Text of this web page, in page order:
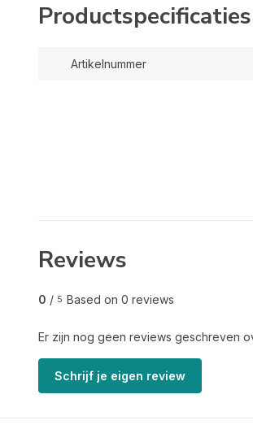
Productspecificaties
Artikelnummer
Reviews
0 / 5 Based on 0 reviews
Er zijn nog geen reviews geschreven
Schrijf je eigen review